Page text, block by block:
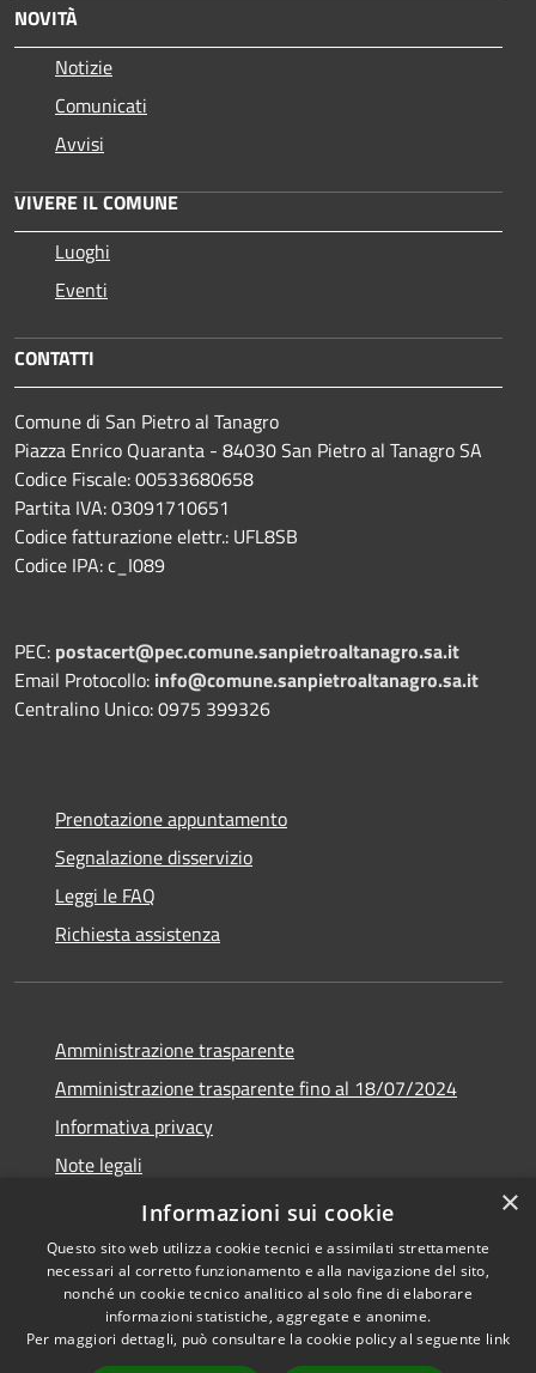
NOVITÀ
Notizie
Comunicati
Avvisi
VIVERE IL COMUNE
Luoghi
Eventi
CONTATTI
Comune di San Pietro al Tanagro
Piazza Enrico Quaranta - 84030 San Pietro al Tanagro SA
Codice Fiscale: 00533680658
Partita IVA: 03091710651
Codice fatturazione elettr.: UFL8SB
Codice IPA: c_I089
PEC: postacert@pec.comune.sanpietroaltanagro.sa.it
Email Protocollo: info@comune.sanpietroaltanagro.sa.it
Centralino Unico: 0975 399326
Prenotazione appuntamento
Segnalazione disservizio
Leggi le FAQ
Richiesta assistenza
Amministrazione trasparente
Amministrazione trasparente fino al 18/07/2024
Informativa privacy
Note legali
Dichiarazione di accessibilità
Accessibilità
Copyright © 2026 • Comune di
San Pietro al Tanagro •
×
Informazioni sui cookie
Questo sito web utilizza cookie tecnici e assimilati strettamente
necessari al corretto funzionamento e alla navigazione del sito,
nonché un cookie tecnico analitico al solo fine di elaborare
informazioni statistiche, aggregate e anonime.
Per maggiori dettagli, può consultare la cookie policy al seguente link